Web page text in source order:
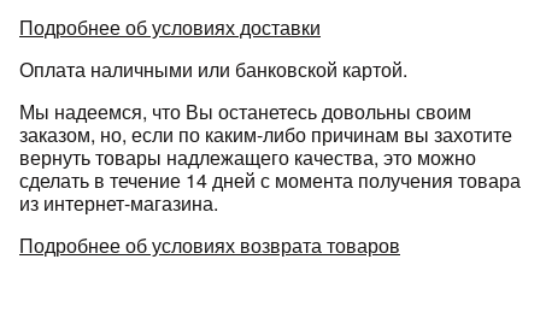
Подробнее об условиях доставки
Оплата наличными или банковской картой.
Мы надеемся, что Вы останетесь довольны своим
заказом, но, если по каким-либо причинам вы захотите
вернуть товары надлежащего качества, это можно
сделать в течение 14 дней с момента получения товара
из интернет-магазина.
Подробнее об условиях возврата товаров